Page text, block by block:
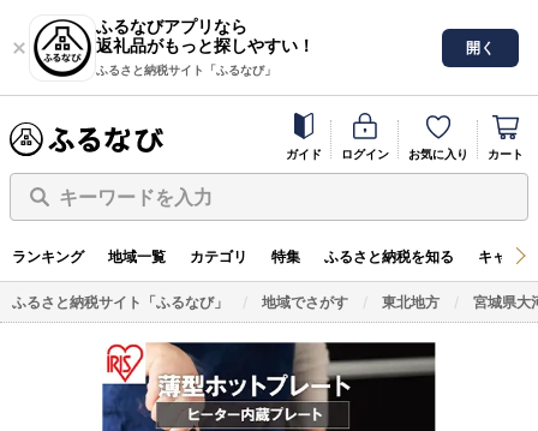
ふるなびアプリなら
返礼品がもっと探しやすい！
ふるさと納税サイト「ふるなび」
開く
ガイド ログイン お気に入り カート
キーワードを入力
ランキング 地域一覧 カテゴリ 特集 ふるさと納税を知る キャン
ふるさと納税サイト「ふるなび」 地域でさがす 東北地方 宮城県大